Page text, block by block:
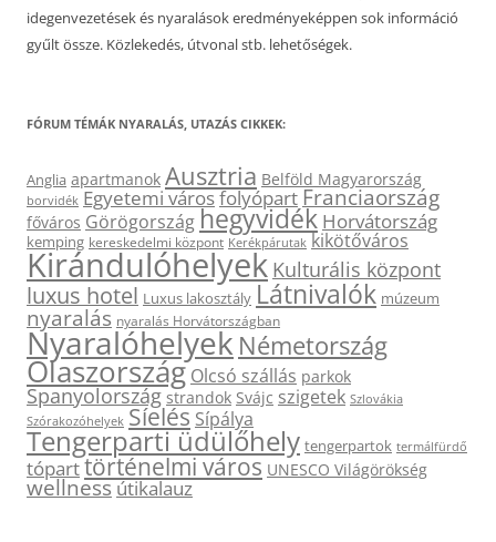
idegenvezetések és nyaralások eredményeképpen sok információ
gyűlt össze. Közlekedés, útvonal stb. lehetőségek.
FÓRUM TÉMÁK NYARALÁS, UTAZÁS CIKKEK:
Anglia apartmanok Ausztria Belföld Magyarország
borvidék Egyetemi városfolyópartFranciaország
főváros Görögországhegyvidék Horvátország
kemping kereskedelmi központ Kerékpárutak kikötőváros
Kirándulóhelyek Kulturális központ
luxus hotel Luxus lakosztály Látnivalók múzeum
nyaralás nyaralás Horvátországban
Nyaralóhelyek Németország
Olaszország Olcsó szállás parkok
Spanyolország strandok Svájc szigetek Szlovákia
Szórakozóhelyek Síelés Sípálya
Tengerparti üdülőhely tengerpartok termálfürdő
tóparttörténelmi város UNESCO Világörökség
wellnessútikalauz